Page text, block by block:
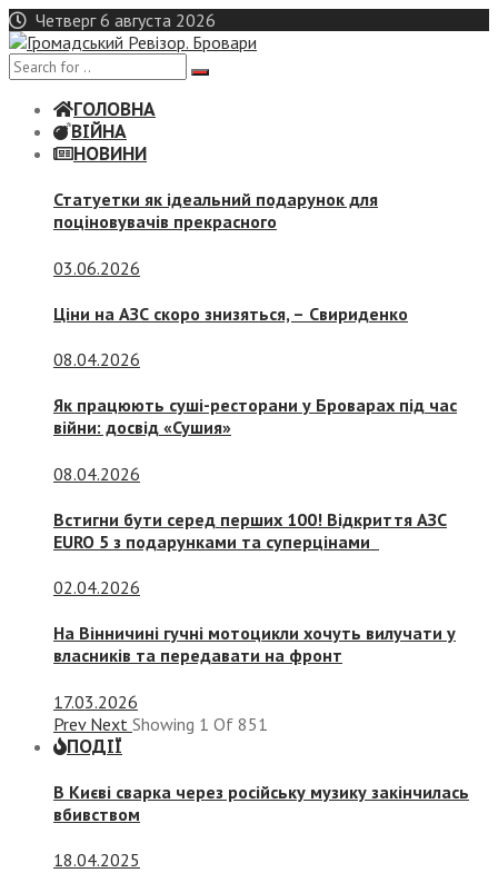
Skip
to
content
Четверг 6 августа 2026
ГОЛОВНА
ВІЙНА
НОВИНИ
Статуетки як ідеальний подарунок для
поціновувачів прекрасного
03.06.2026
Ціни на АЗС скоро знизяться, – Свириденко
08.04.2026
Як працюють суші-ресторани у Броварах під час
війни: досвід «Сушия»
08.04.2026
Встигни бути серед перших 100! Відкриття АЗС
EURO 5 з подарунками та суперцінами
02.04.2026
На Вінничині гучні мотоцикли хочуть вилучати у
власників та передавати на фронт
17.03.2026
Prev Next Showing 1 Of 851
ПОДІЇ
В Києві сварка через російську музику закінчилась
вбивством
18.04.2025